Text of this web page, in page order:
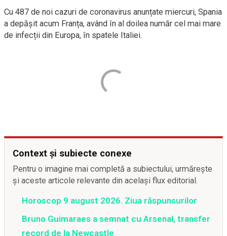
Cu 487 de noi cazuri de coronavirus anunțate miercuri, Spania
a depășit acum Franța, având în al doilea număr cel mai mare
de infecții din Europa, în spatele Italiei.
Context și subiecte conexe
Pentru o imagine mai completă a subiectului, urmărește
și aceste articole relevante din același flux editorial.
Horoscop 9 august 2026. Ziua răspunsurilor
Bruno Guimaraes a semnat cu Arsenal, transfer
record de la Newcastle